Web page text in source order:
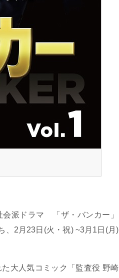
会派ドラマ 「ザ・バンカー」
、2月23日(火・祝) ~3月1日(月)
大人気コミック「監査役 野崎